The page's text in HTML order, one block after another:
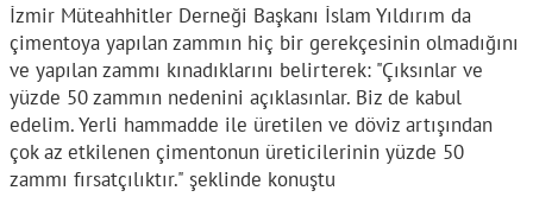
İzmir Müteahhitler Derneği Başkanı İslam Yıldırım da
çimentoya yapılan zammın hiç bir gerekçesinin olmadığını
ve yapılan zammı kınadıklarını belirterek: "Çıksınlar ve
yüzde 50 zammın nedenini açıklasınlar. Biz de kabul
edelim. Yerli hammadde ile üretilen ve döviz artışından
çok az etkilenen çimentonun üreticilerinin yüzde 50
zammı fırsatçılıktır." şeklinde konuştu